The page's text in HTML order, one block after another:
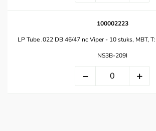
100002223
LP Tube .022 DB 46/47 nc Viper - 10 stuks, MBT,
NS3B-209I